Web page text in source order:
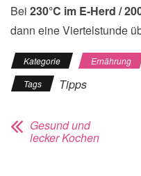
Bei 230°C im E-Herd /
dann eine Viertelstunde
Kategorie
Ernährung
Tags
Tipps
Gesund und
lecker Kochen